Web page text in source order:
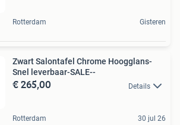
Rotterdam Gisteren
Zwart Salontafel Chrome Hoogglans-
Snel leverbaar-SALE--
€ 265,00 Details
Rotterdam 30 jul 26